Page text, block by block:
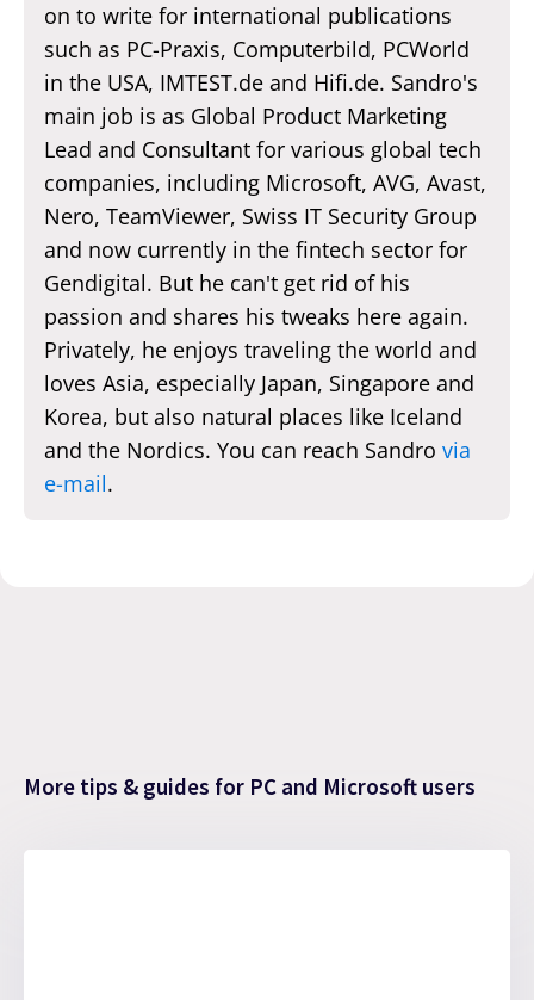
on to write for international publications
such as PC-Praxis, Computerbild, PCWorld
in the USA, IMTEST.de and Hifi.de. Sandro's
main job is as Global Product Marketing
Lead and Consultant for various global tech
companies, including Microsoft, AVG, Avast,
Nero, TeamViewer, Swiss IT Security Group
and now currently in the fintech sector for
Gendigital. But he can't get rid of his
passion and shares his tweaks here again.
Privately, he enjoys traveling the world and
loves Asia, especially Japan, Singapore and
Korea, but also natural places like Iceland
and the Nordics. You can reach Sandro via
e-mail.
More tips & guides for PC and Microsoft users